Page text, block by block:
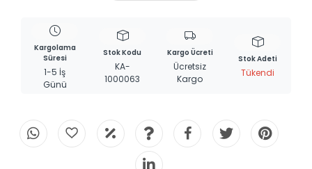
Kargolama
Süresi
1-5 İş
Günü
Stok Kodu
KA-
1000063
Kargo Ücreti
Ücretsiz
Kargo
Stok Adeti
Tükendi